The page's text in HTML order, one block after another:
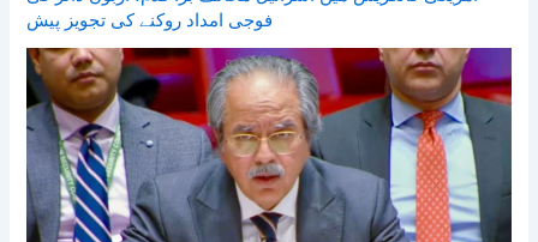
فوجی امداد روکنے کی تجویز پیش